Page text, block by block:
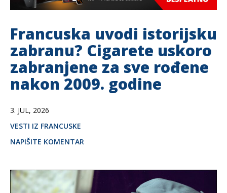
Francuska uvodi istorijsku
zabranu? Cigarete uskoro
zabranjene za sve rođene
nakon 2009. godine
3. JUL, 2026
VESTI IZ FRANCUSKE
NAPIŠITE KOMENTAR